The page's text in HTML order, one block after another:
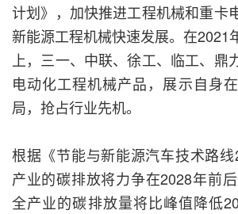
计划》，加快推进工程机械和重卡
新能源工程机械快速发展。在2021
上，三一、中联、徐工、临工、鼎
电动化工程机械产品，展示自身
局，抢占行业先机。
根据《节能与新能源汽车技术路
产业的碳排放将力争在2028年前
全产业的碳排放量将比峰值降低